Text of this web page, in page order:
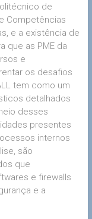
de
Competências
e a existência de
que as PME da
e
os desafios
tem como um
detalhados
desses
presentes
internos
são
que
e firewalls
e a